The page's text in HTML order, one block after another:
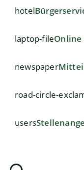
hotel
laptop-fileOnline
newspaper
road-circle-
users